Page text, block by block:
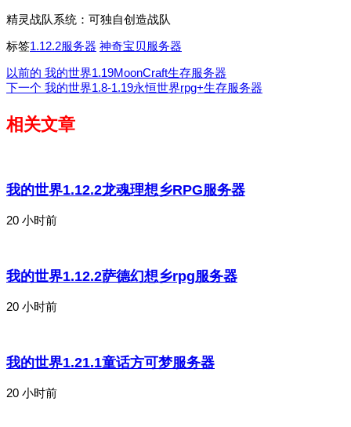
精灵战队系统：可独自创造战队
标签1.12.2服务器 神奇宝贝服务器
以前的 我的世界1.19MoonCraft生存服务器
下一个 我的世界1.8-1.19永恒世界rpg+生存服务器
相关文章
我的世界1.12.2龙魂理想乡RPG服务器
20 小时前
我的世界1.12.2萨德幻想乡rpg服务器
20 小时前
我的世界1.21.1童话方可梦服务器
20 小时前